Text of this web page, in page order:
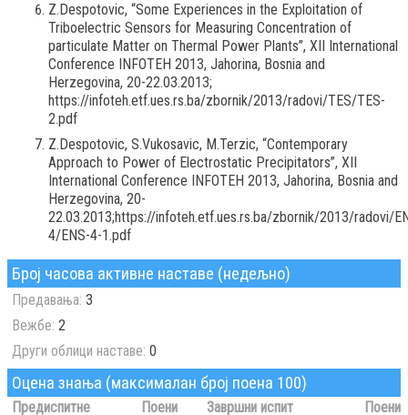
Z.Despotovic, “Some Experiences in the Exploitation of
Triboelectric Sensors for Measuring Concentration of
particulate Matter on Thermal Power Plants”, XII International
Conference INFOTEH 2013, Jahorina, Bosnia and
Herzegovina, 20-22.03.2013;
https://infoteh.etf.ues.rs.ba/zbornik/2013/radovi/TES/TES-
2.pdf
Z.Despotovic, S.Vukosavic, M.Terzic, “Contemporary
Approach to Power of Electrostatic Precipitators”, XII
International Conference INFOTEH 2013, Jahorina, Bosnia and
Herzegovina, 20-
22.03.2013;https://infoteh.etf.ues.rs.ba/zbornik/2013/radovi/
4/ENS-4-1.pdf
Број часова активне наставе (недељно)
Предавања: 3
Вежбе: 2
Други облици наставе: 0
Оцена знања (максималан број поена 100)
Предиспитне Поени Завршни испит Поени